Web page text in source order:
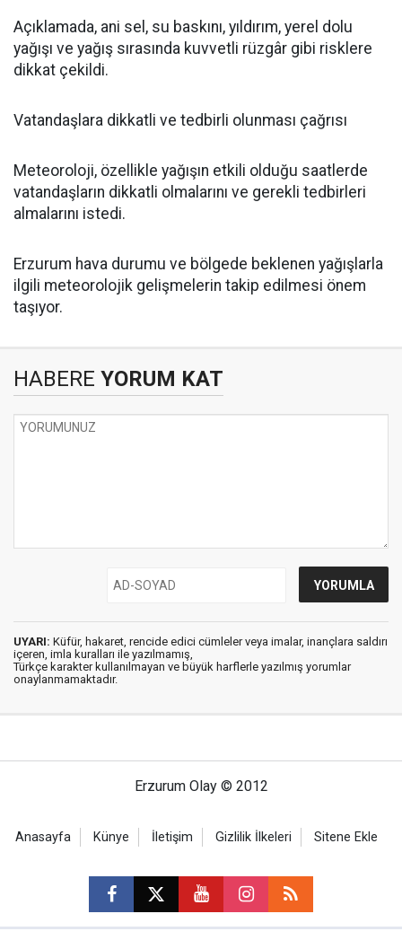
Açıklamada, ani sel, su baskını, yıldırım, yerel dolu
yağışı ve yağış sırasında kuvvetli rüzgâr gibi risklere
dikkat çekildi.
Vatandaşlara dikkatli ve tedbirli olunması çağrısı
Meteoroloji, özellikle yağışın etkili olduğu saatlerde
vatandaşların dikkatli olmalarını ve gerekli tedbirleri
almalarını istedi.
Erzurum hava durumu ve bölgede beklenen yağışlarla
ilgili meteorolojik gelişmelerin takip edilmesi önem
taşıyor.
HABERE YORUM KAT
UYARI: Küfür, hakaret, rencide edici cümleler veya imalar, inançlara saldırı
içeren, imla kuralları ile yazılmamış,
Türkçe karakter kullanılmayan ve büyük harflerle yazılmış yorumlar
onaylanmamaktadır.
Erzurum Olay © 2012
Anasayfa Künye İletişim Gizlilik İlkeleri Sitene Ekle